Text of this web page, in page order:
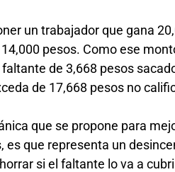
un trabajador que gana
pesos. Como ese
de 3,668 pesos
de 17,668 pesos no
que se propone para
es que representa un
si el faltante lo va a